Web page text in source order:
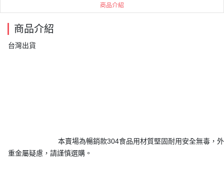
商品介紹
商品介紹
台灣出貨
重金屬疑慮，請謹慎選購。